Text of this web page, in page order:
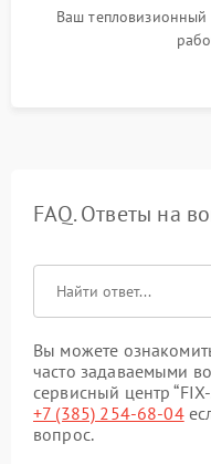
Ваш тепловизионный
FAQ. Ответы на
Вы можете
часто задаваемыми
сервисный центр
+7 (385) 254-68-04
вопрос.